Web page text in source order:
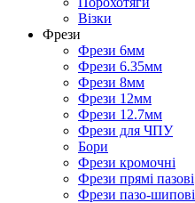
Візки
Фрези
Фрези 6мм
Фрези 6.35мм
Фрези 8мм
Фрези 12мм
Фрези 12.7мм
Фрези для ЧПУ
Бори
Фрези кромочні
Фрези прямі пазові
Фрези пазо-шипові